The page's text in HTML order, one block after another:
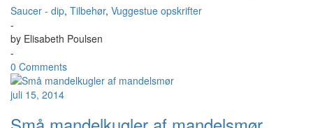
Saucer - dip, Tilbehør, Vuggestue opskrifter
-
by Elisabeth Poulsen
-
0 Comments
juli 15, 2014